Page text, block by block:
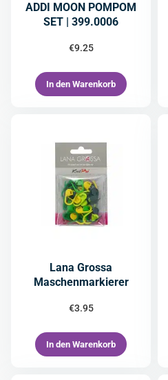
ADDI MOON POMPOM
SET | 399.0006
€9.25
In den Warenkorb
Lana Grossa
Maschenmarkierer
€3.95
In den Warenkorb